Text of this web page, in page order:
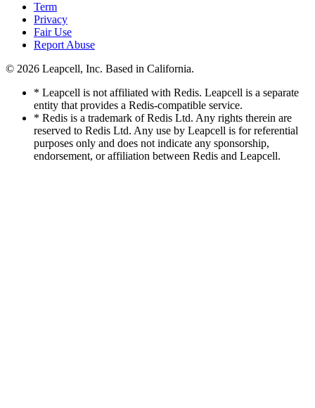
Term
Privacy
Fair Use
Report Abuse
© 2026 Leapcell, Inc. Based in California.
* Leapcell is not affiliated with Redis. Leapcell is a separate
entity that provides a Redis-compatible service.
* Redis is a trademark of Redis Ltd. Any rights therein are
reserved to Redis Ltd. Any use by Leapcell is for referential
purposes only and does not indicate any sponsorship,
endorsement, or affiliation between Redis and Leapcell.